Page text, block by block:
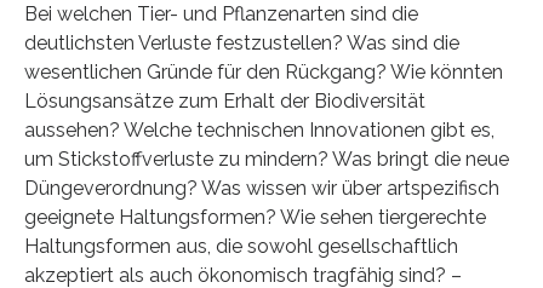
Bei welchen Tier- und Pflanzenarten sind die
deutlichsten Verluste festzustellen? Was sind die
wesentlichen Gründe für den Rückgang? Wie könnten
Lösungsansätze zum Erhalt der Biodiversität
aussehen? Welche technischen Innovationen gibt es,
um Stickstoffverluste zu mindern? Was bringt die neue
Düngeverordnung? Was wissen wir über artspezifisch
geeignete Haltungsformen? Wie sehen tiergerechte
Haltungsformen aus, die sowohl gesellschaftlich
akzeptiert als auch ökonomisch tragfähig sind? –